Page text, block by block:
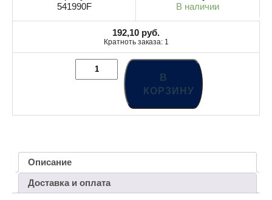
541990F В наличии
192,10 руб.
Кратноть заказа: 1
В
КОРЗИНУ
Описание
Доставка и оплата